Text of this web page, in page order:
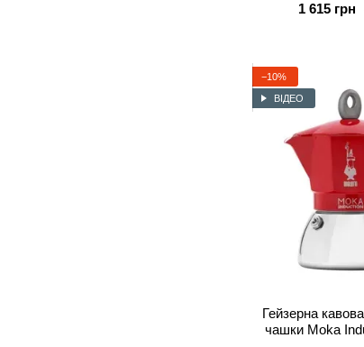
1 615 грн
−10%
ВІДЕО
Гейзерна
чашки Moka